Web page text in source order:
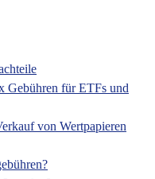
Gebühren für ETFs und
von Wertpapieren